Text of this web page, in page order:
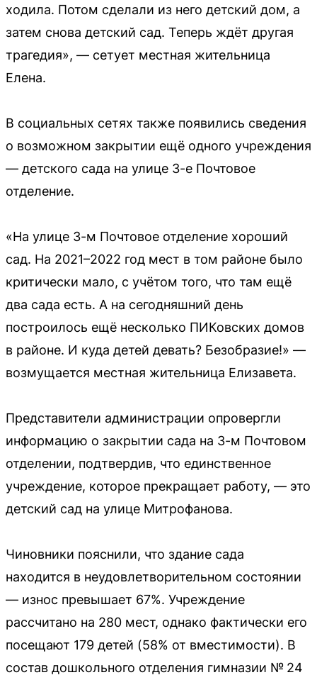
ходила. Потом сделали из него детский дом, а
затем снова детский сад. Теперь ждёт другая
трагедия», — сетует местная жительница
Елена.
В социальных сетях также появились сведения
о возможном закрытии ещё одного учреждения
— детского сада на улице 3-е Почтовое
отделение.
«На улице 3-м Почтовое отделение хороший
сад. На 2021–2022 год мест в том районе было
критически мало, с учётом того, что там ещё
два сада есть. А на сегодняшний день
построилось ещё несколько ПИКовских домов
в районе. И куда детей девать? Безобразие!» —
возмущается местная жительница Елизавета.
Представители администрации опровергли
информацию о закрытии сада на 3-м Почтовом
отделении, подтвердив, что единственное
учреждение, которое прекращает работу, — это
детский сад на улице Митрофанова.
Чиновники пояснили, что здание сада
находится в неудовлетворительном состоянии
— износ превышает 67%. Учреждение
рассчитано на 280 мест, однако фактически его
посещают 179 детей (58% от вместимости). В
состав дошкольного отделения гимназии № 24